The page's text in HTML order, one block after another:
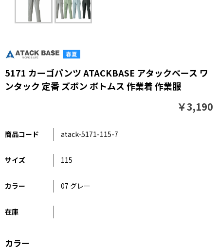
5171 カーゴパンツ ATACKBASE アタックベース ワ
ンタック 定番 ズボン ボトムス 作業着 作業服
￥3,190
商品コード atack-5171-115-7
サイズ 115
カラー 07 グレー
在庫
カラー